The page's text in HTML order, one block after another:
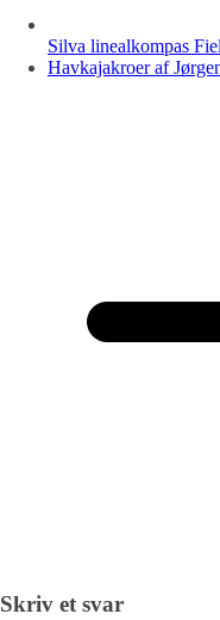
Silva linealkompas
Havkajakroer af
Skriv et svar